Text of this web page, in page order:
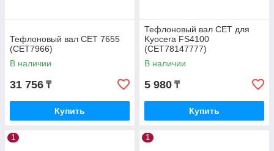
Тефлоновый вал CET 7655
(CET7966)
В наличии
31 756 ₸
Купить
Тефлоновый вал CET для
Kyocera FS4100
(CET78147777)
В наличии
5 980 ₸
Купить
1 1